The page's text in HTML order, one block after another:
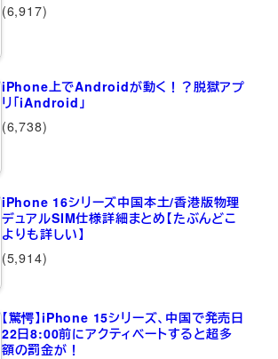
(6,917)
iPhone上でAndroidが動く！？脱獄アプ
リ「iAndroid」
(6,738)
iPhone 16シリーズ中国本土/香港版物理
デュアルSIM仕様詳細まとめ【たぶんどこ
よりも詳しい】
(5,914)
【驚愕】iPhone 15シリーズ、中国で発売日
22日8:00前にアクティベートすると超多
額の罰金が！